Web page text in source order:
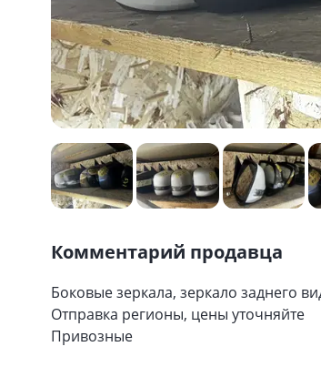
Комментарий продавца
Боковые зеркала, зеркало заднего
Отправка регионы, цены уточняйте
Привозные